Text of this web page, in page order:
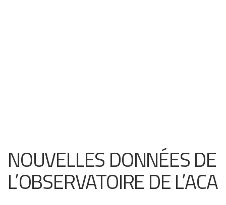
NOUVELLES DONNÉES DE
L’OBSERVATOIRE DE L’ACA